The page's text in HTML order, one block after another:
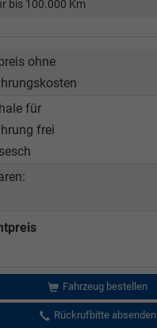
bis 100.000 Km
ohne
für
frei
Fahrzeug bestellen
Rückrufbitte absenden